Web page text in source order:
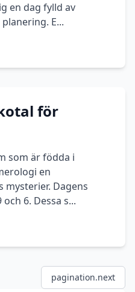
en dag fylld av
E...
för
som är födda i
en
mysterier. Dagens
6. Dessa s...
pagination.next